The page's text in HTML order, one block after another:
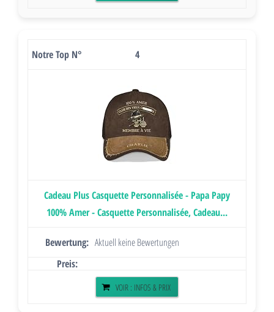
4
Cadeau Plus Casquette Personnalisée - Papa Papy
100% Amer - Casquette Personnalisée, Cadeau...
Aktuell keine Bewertungen
VOIR : INFOS & PRIX